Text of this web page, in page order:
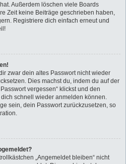
Außerdem löschen viele Boards
Zeit keine Beiträge geschrieben haben,
Registriere dich einfach erneut und
zwar dein altes Passwort nicht wieder
Dies machst du, indem du auf der
vergessen“ klickst und den
schnell wieder anmelden können.
sein, dein Passwort zurückzusetzen, so
„Angemeldet bleiben“ nicht